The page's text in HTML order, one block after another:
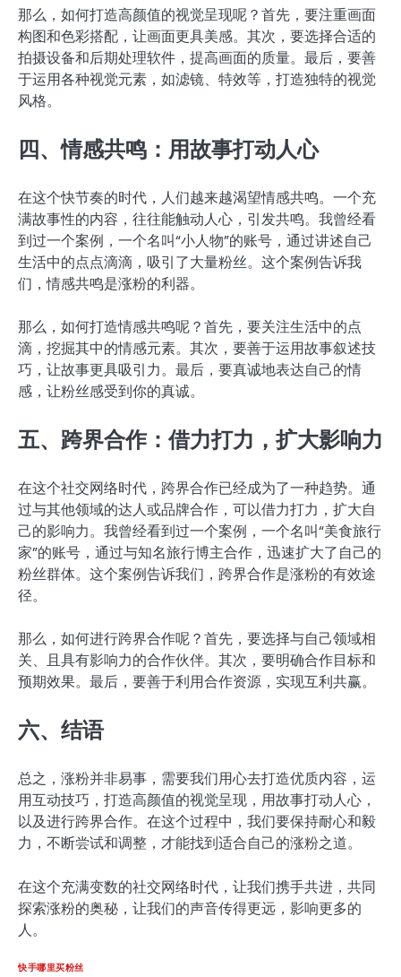
那么，如何打造高颜值的视觉呈现呢？首先，要注重画面
构图和色彩搭配，让画面更具美感。其次，要选择合适的
拍摄设备和后期处理软件，提高画面的质量。最后，要善
于运用各种视觉元素，如滤镜、特效等，打造独特的视觉
风格。
四、情感共鸣：用故事打动人心
在这个快节奏的时代，人们越来越渴望情感共鸣。一个充
满故事性的内容，往往能触动人心，引发共鸣。我曾经看
到过一个案例，一个名叫“小人物”的账号，通过讲述自己
生活中的点点滴滴，吸引了大量粉丝。这个案例告诉我
们，情感共鸣是涨粉的利器。
那么，如何打造情感共鸣呢？首先，要关注生活中的点
滴，挖掘其中的情感元素。其次，要善于运用故事叙述技
巧，让故事更具吸引力。最后，要真诚地表达自己的情
感，让粉丝感受到你的真诚。
五、跨界合作：借力打力，扩大影响力
在这个社交网络时代，跨界合作已经成为了一种趋势。通
过与其他领域的达人或品牌合作，可以借力打力，扩大自
己的影响力。我曾经看到过一个案例，一个名叫“美食旅行
家”的账号，通过与知名旅行博主合作，迅速扩大了自己的
粉丝群体。这个案例告诉我们，跨界合作是涨粉的有效途
径。
那么，如何进行跨界合作呢？首先，要选择与自己领域相
关、且具有影响力的合作伙伴。其次，要明确合作目标和
预期效果。最后，要善于利用合作资源，实现互利共赢。
六、结语
总之，涨粉并非易事，需要我们用心去打造优质内容，运
用互动技巧，打造高颜值的视觉呈现，用故事打动人心，
以及进行跨界合作。在这个过程中，我们要保持耐心和毅
力，不断尝试和调整，才能找到适合自己的涨粉之道。
在这个充满变数的社交网络时代，让我们携手共进，共同
探索涨粉的奥秘，让我们的声音传得更远，影响更多的
人。
快手哪里买粉丝